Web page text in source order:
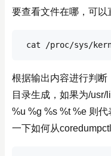
要查看文件在哪，可以
cat /proc/sys/
根据输出内容进行判断
目录生成，如果为/usr/
%u %g %s %t %e 则
一下如何从